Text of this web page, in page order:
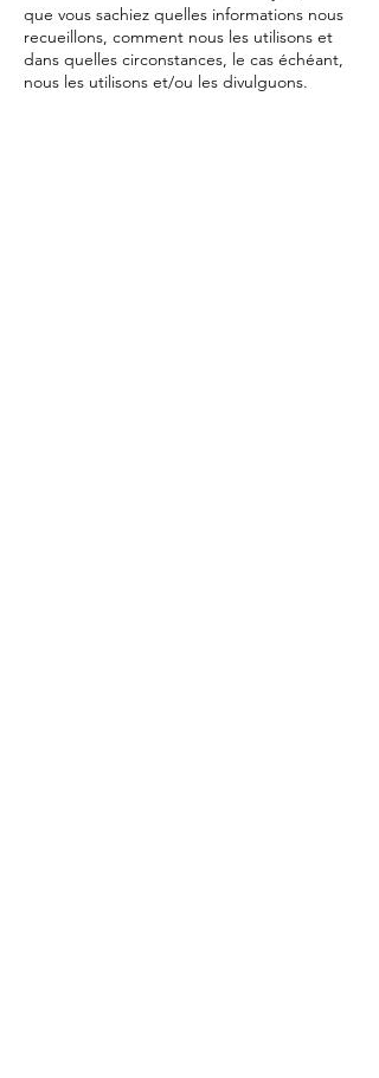
que vous sachiez quelles informations nous
recueillons, comment nous les utilisons et
dans quelles circonstances, le cas échéant,
nous les utilisons et/ou les divulguons.